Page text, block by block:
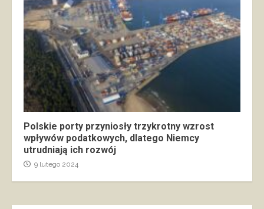
Polskie porty przyniosły trzykrotny wzrost
wpływów podatkowych, dlatego Niemcy
utrudniają ich rozwój
9 lutego 2024